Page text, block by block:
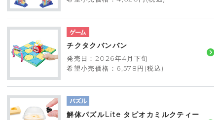
チクタクバンバン
発売日：2026年4月下旬
希望小売価格：6,578円(税込)
解体パズルLite タピオカミルクティー